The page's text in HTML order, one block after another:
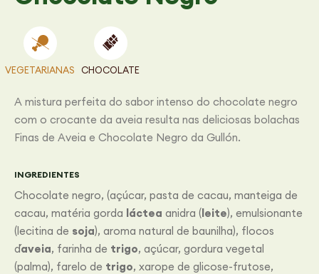
VEGETARIANAS CHOCOLATE
A mistura perfeita do sabor intenso do chocolate negro
com o crocante da aveia resulta nas deliciosas bolachas
Finas de Aveia e Chocolate Negro da Gullón.
INGREDIENTES
Chocolate negro, (açúcar, pasta de cacau, manteiga de
cacau, matéria gorda láctea anidra (leite), emulsionante
(lecitina de soja), aroma natural de baunilha), flocos
d´aveia, farinha de trigo, açúcar, gordura vegetal
(palma), farelo de trigo, xarope de glicose-frutose,